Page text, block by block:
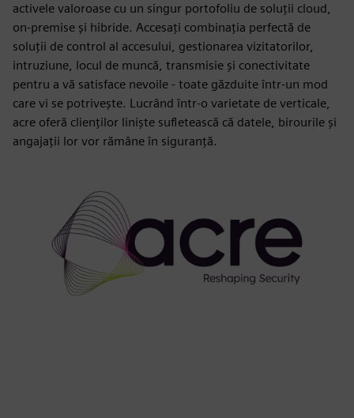
activele valoroase cu un singur portofoliu de soluții cloud,
on-premise și hibride. Accesați combinația perfectă de
soluții de control al accesului, gestionarea vizitatorilor,
intruziune, locul de muncă, transmisie și conectivitate
pentru a vă satisface nevoile - toate găzduite într-un mod
care vi se potrivește. Lucrând într-o varietate de verticale,
acre oferă clienților liniște sufletească că datele, birourile și
angajații lor vor rămâne în siguranță.